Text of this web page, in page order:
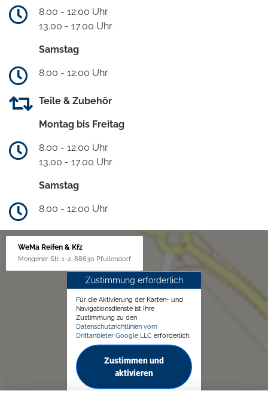
8.00 - 12.00 Uhr
13.00 - 17.00 Uhr
Samstag
8.00 - 12.00 Uhr
Teile & Zubehör
Montag bis Freitag
8.00 - 12.00 Uhr
13.00 - 17.00 Uhr
Samstag
8.00 - 12.00 Uhr
WeMa Reifen & Kfz
Mengener Str. 1-2, 88630 Pfullendorf
Zustimmung erforderlich
Für die Aktivierung der Karten- und
Navigationsdienste ist Ihre
Zustimmung zu den
Datenschutzrichtlinien vom
Drittanbieter Google LLC erforderlich.
Zustimmen und
aktivieren